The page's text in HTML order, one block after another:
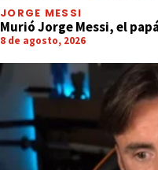
JORGE MESSI
Murió Jorge Messi, el
8 de agosto, 2026